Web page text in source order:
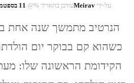
על-ידי Meiravעודכן בתאריך %@ 11 בספטמבר 2020
הנרטיב מתמשך שנה אחת
כשהוא קם בבוקר יום
הקידומת הראשונה שלו: